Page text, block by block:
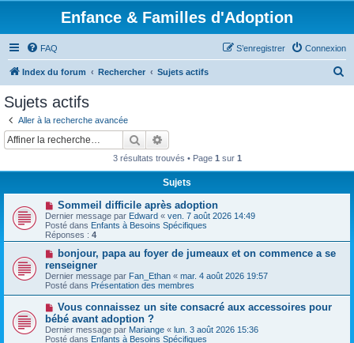
Enfance & Familles d'Adoption
FAQ Connexion
S’enregistrer
Index du forum Rechercher Sujets actifs
r
Sujets actifs
Aller à la recherche avancée
Rechercher
3 résultats trouvés • Page 1 sur 1
Sujets
N
o
u
v
e
a
u
m
e
s
s
a
g
e
Sommeil difficile après adoption
Dernier message par Edward « ven. 7 août 2026 14:49
Posté dans Enfants à Besoins Spécifiques
Réponses : 4
N
u
v
e
a
u
m
e
s
bonjour, papa au foyer de jumeaux et on commence a se
renseigner
Dernier message par Fan_Ethan « mar. 4 août 2026 19:57
Posté dans Présentation des membres
N
o
u
v
Vous connaissez un site consacré aux accessoires pour
bébé avant adoption ?
Dernier message par Mariange « lun. 3 août 2026 15:36
Posté dans Enfants à Besoins Spécifiques